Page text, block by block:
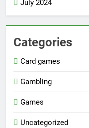
July 2024
Categories
Card games
Gambling
Games
Uncategorized